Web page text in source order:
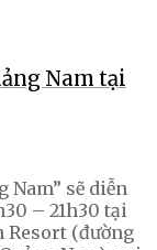
Nam tại
Nam” sẽ diễn
– 21h30 tại
Resort (đường